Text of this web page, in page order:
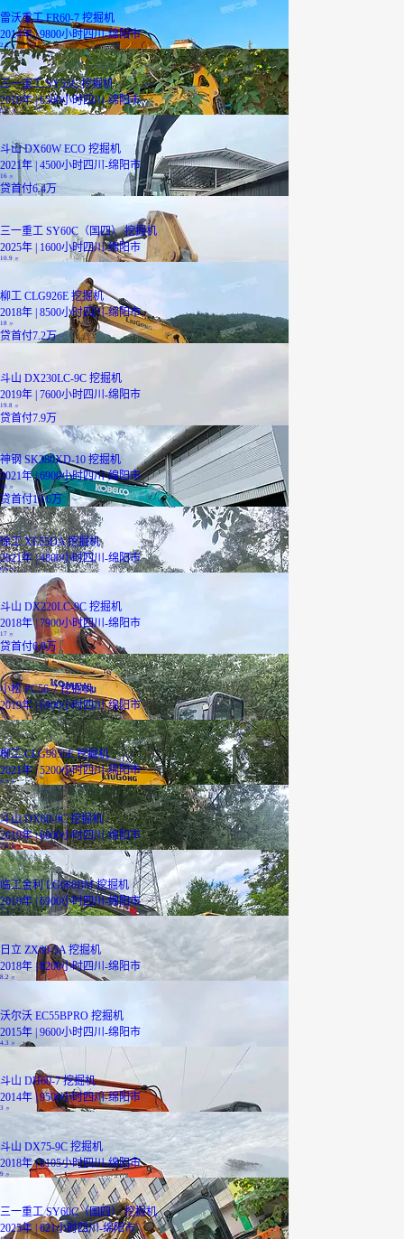
雷沃重工 FR60-7 挖掘机
2014年 | 9800小时四川-绵阳市
2.2万
三一重工 SY55C 挖掘机
2018年 | 6500小时四川-绵阳市
5.6 万
斗山 DX60W ECO 挖掘机
2021年 | 4500小时四川-绵阳市
16 万
贷首付6.4万
三一重工 SY60C（国四） 挖掘机
2025年 | 1600小时四川-绵阳市
10.9
柳工 CLG926E 挖掘机
2018年 | 8500小时四川-绵阳市
18 万
贷首付7.2万
斗山 DX230LC-9C 挖掘机
2019年 | 7600小时四川-绵阳市
19.8
贷首付7.9万
神钢 SK380XD-10 挖掘机
2021年 | 6900小时四川-绵阳市
49 万
贷首付19.6万
徐工 XE55DA 挖掘机
2021年 | 4800小时四川-绵阳市
6.6万
斗山 DX220LC-9C 挖掘机
2018年 | 7900小时四川-绵阳市
17 万
贷首付6.8万
小松 PC56-7 挖掘机
2019年 | 6900小时四川-绵阳市
5.5
柳工 CLG9055E 挖掘机
2021年 | 5200小时四川-绵阳市
6.9万
斗山 DX60-9C 挖掘机
2019年 | 8000小时四川-绵阳市
7.6万
临工金利 LG680BM 挖掘机
2019年 | 6900小时四川-绵阳市
7万
日立 ZX60-5A 挖掘机
2018年 | 8200小时四川-绵阳市
8.2 万
沃尔沃 EC55BPRO 挖掘机
2015年 | 9600小时四川-绵阳市
4.3 万
斗山 DH60-7 挖掘机
2014年 | 9500小时四川-绵阳市
3 万
斗山 DX75-9C 挖掘机
2018年 | 8105小时四川-绵阳市
9 万
三一重工 SY60C（国四） 挖掘机
2025年 | 621小时四川-绵阳市